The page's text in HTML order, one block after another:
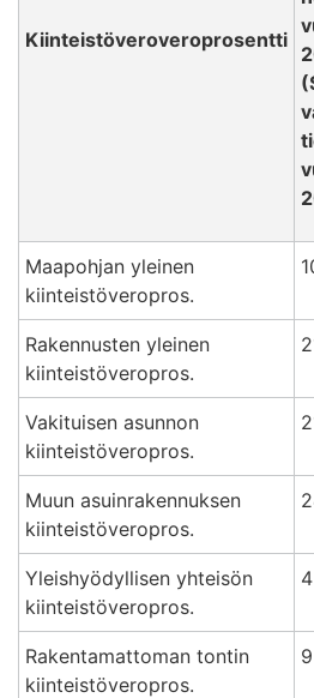
Kiinteistöveroveroprosentti
Maapohjan yleinen
kiinteistöveropros.
Rakennusten yleinen
kiinteistöveropros.
Vakituisen asunnon
kiinteistöveropros.
Muun asuinrakennuksen
kiinteistöveropros.
Yleishyödyllisen yhteisön
kiinteistöveropros.
Rakentamattoman tontin
kiinteistöveropros.